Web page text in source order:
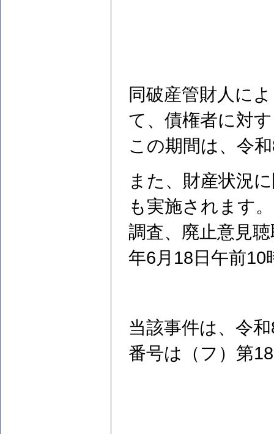
同破産管財人に
て、債権者に対
この期間は、令
また、財産状況
も実施されます
調査、廃止意見
年6月18日午前
当該事件は、令
番号は（フ）第